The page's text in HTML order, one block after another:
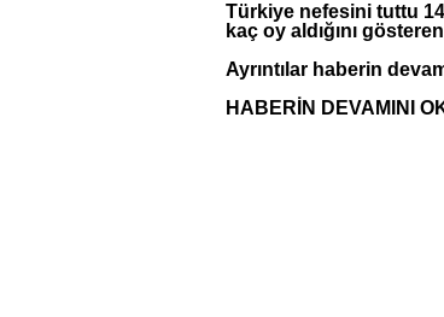
Türkiye nefesini tuttu
kaç oy aldığını
Ayrıntılar haberin
HABERİN DEVAMINI